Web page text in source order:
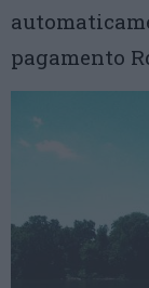
pagamento